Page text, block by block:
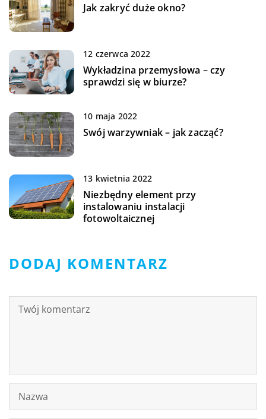
Jak zakryć duże okno?
12 czerwca 2022
Wykładzina przemysłowa – czy
sprawdzi się w biurze?
10 maja 2022
Swój warzywniak – jak zacząć?
13 kwietnia 2022
Niezbędny element przy
instalowaniu instalacji
fotowoltaicznej
DODAJ KOMENTARZ